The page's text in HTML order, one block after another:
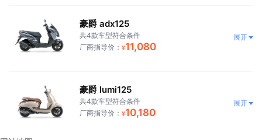
豪爵 adx125
共4款车型符合条件
厂商指导价： ¥11,080
展开
豪爵 lumi125
共4款车型符合条件
厂商指导价： ¥10,180
展开